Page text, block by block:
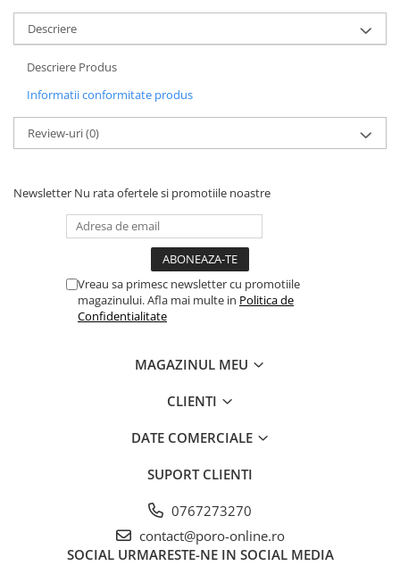
Descriere
Descriere Produs
Informatii conformitate produs
Review-uri(0)
Newsletter Nu rata ofertele si promotiile noastre
Vreau sa primesc newsletter cu promotiile
magazinului. Afla mai multe in Politica de
Confidentialitate
MAGAZINUL MEU
CLIENTI
DATE COMERCIALE
SUPORT CLIENTI
0767273270
contact@poro-online.ro
SOCIAL URMARESTE-NE IN SOCIAL MEDIA